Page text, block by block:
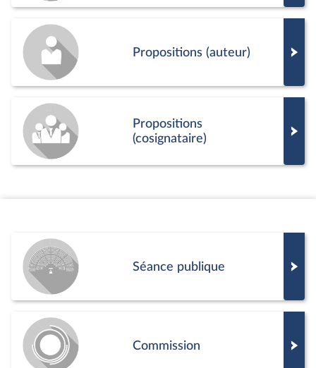
Propositions (auteur)
Propositions
(cosignataire)
Séance publique
Commission